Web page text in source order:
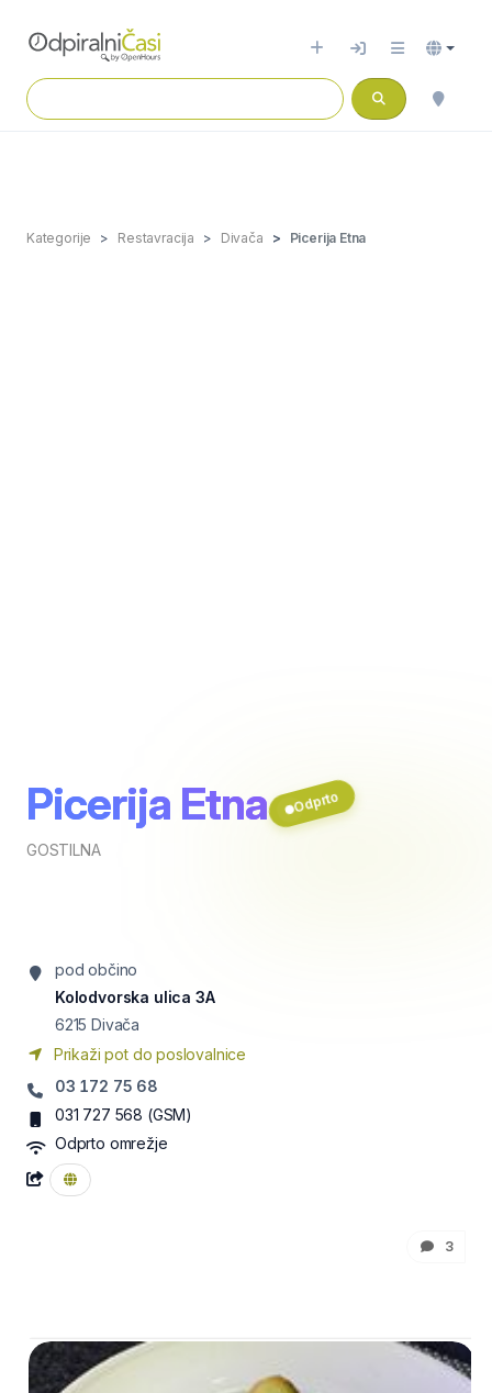
Kategorije Restavracija Divača Picerija Etna
Picerija Etna
GOSTILNA
Odprto
pod občino
Kolodvorska ulica 3A
6215 Divača
Prikaži pot do poslovalnice
03 172 75 68
031 727 568 (GSM)
Odprto omrežje
3